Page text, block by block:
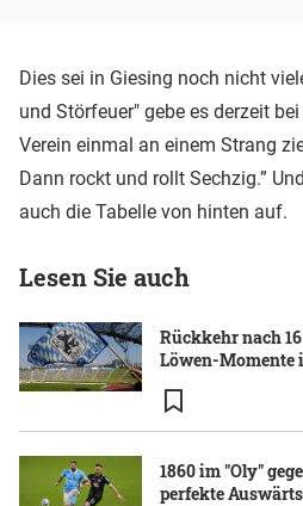
Dies sei in Giesing noch nicht
und Störfeuer" gebe es derzeit
Verein einmal an einem Strang
Dann rockt und rollt Sechzig.”
auch die Tabelle von hinten auf.
Lesen Sie auch
Rückkehr nach
Löwen-Momente
1860 im "Oly"
perfekte